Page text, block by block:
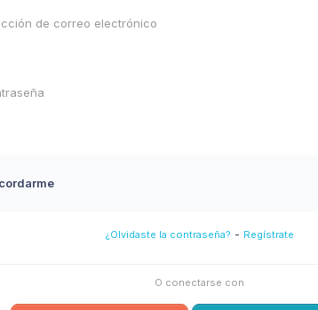
¿Olvidaste la contraseña? - Regístrate
O conectarse con